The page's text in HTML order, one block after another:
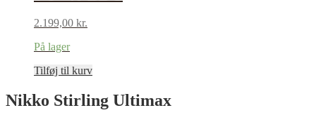
2.199,00 kr.
På lager
Tilføj til kurv
Nikko Stirling Ultimax